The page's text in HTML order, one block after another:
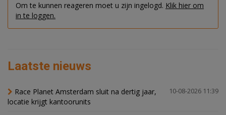
Om te kunnen reageren moet u zijn ingelogd. Klik hier om
in te loggen.
Laatste nieuws
10-08-2026 11:39
Race Planet Amsterdam sluit na dertig jaar,
locatie krijgt kantoorunits